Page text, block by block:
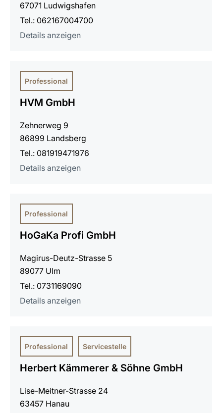
67071 Ludwigshafen
Tel.: 062167004700
Details anzeigen
Professional
HVM GmbH
Zehnerweg 9
86899 Landsberg
Tel.: 081919471976
Details anzeigen
Professional
HoGaKa Profi GmbH
Magirus-Deutz-Strasse 5
89077 Ulm
Tel.: 0731169090
Details anzeigen
Professional Servicestelle
Herbert Kämmerer & Söhne GmbH
Lise-Meitner-Strasse 24
63457 Hanau